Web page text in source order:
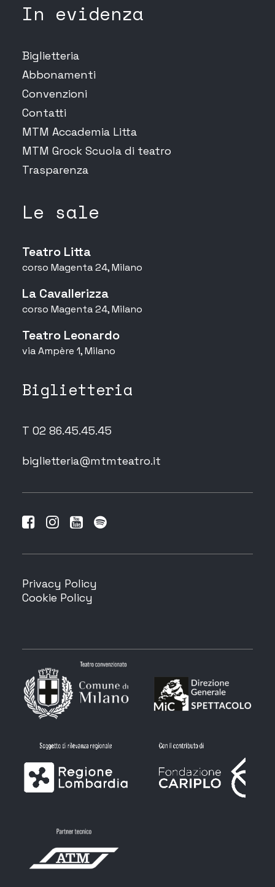
In evidenza
Biglietteria
Abbonamenti
Convenzioni
Contatti
MTM Accademia Litta
MTM Grock Scuola di teatro
Trasparenza
Le sale
Teatro Litta
corso Magenta 24, Milano
La Cavallerizza
corso Magenta 24, Milano
Teatro Leonardo
via Ampère 1, Milano
Biglietteria
T 02 86.45.45.45
biglietteria@mtmteatro.it
Privacy Policy
Cookie Policy